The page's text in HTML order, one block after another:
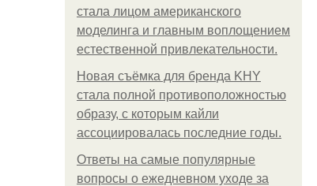
стала лицом американского
моделинга и главным воплощением
естественной привлекательности.
Новая съёмка для бренда KHY
стала полной противоположностью
образу, с которым кайли
ассоциировалась последние годы.
Ответы на самые популярные
вопросы о ежедневном уходе за